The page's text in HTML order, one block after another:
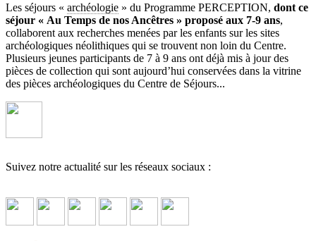
Les séjours « archéologie » du Programme PERCEPTION, dont ce
séjour « Au Temps de nos Ancêtres » proposé aux 7-9 ans,
collaborent aux recherches menées par les enfants sur les sites
archéologiques néolithiques qui se trouvent non loin du Centre.
Plusieurs jeunes participants de 7 à 9 ans ont déjà mis à jour des
pièces de collection qui sont aujourd’hui conservées dans la vitrine
des pièces archéologiques du Centre de Séjours...
Suivez notre actualité sur les réseaux sociaux :